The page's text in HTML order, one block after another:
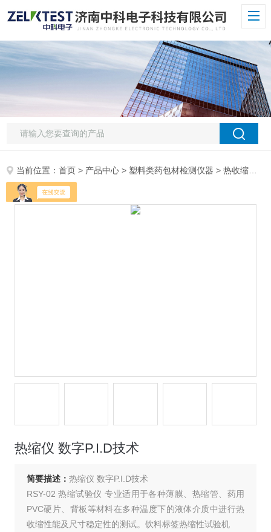
当前位置：首页 > 产品中心 > 塑料类药包材检测仪器 >热收缩仪
热缩仪 数字P.I.D技术
简要描述： 热缩仪 数字P.I.D技术
RSY-02 热缩试验仪 专业适用于各种薄膜、热缩管、药用
PVC硬片、背板等材料在多种温度下的液体介质中进行热
收缩性能及尺寸稳定性的测试。饮料标签热缩性试验机